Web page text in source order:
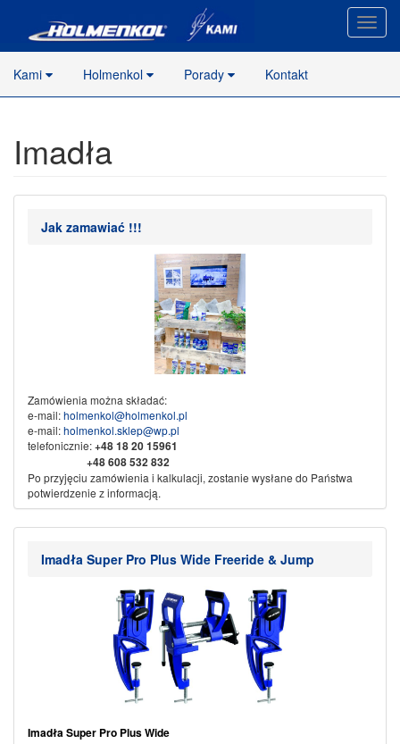
strony
Kami
Holmenkol Porady Kontakt
Imadła
Jak zamawiać !!!
Zamówienia można składać:
e-mail:holmenkol@holmenkol.pl
e-mail:holmenkol.sklep@wp.pl
telefonicznie:+4818 20 15961
+48 608 532 832
Po przyjęciu zamówienia i kalkulacji, zostanie wysłane do Państwa
potwierdzenie z informacją.
Nikliński Jacek Export ImportKAMIw spadku
71 1600 1042 0002 0142 3523 3001
Ze sportowym pozdrowieniemKAMI SPORT
Imadła Super Pro Plus Wide Freeride & Jump
Imadła Super Pro Plus Wide